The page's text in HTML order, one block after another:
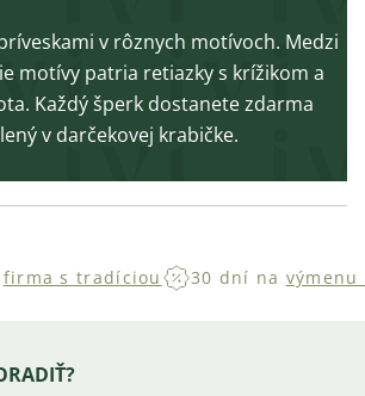
v rôznych motívoch. Medzi
motívy patria retiazky s krížikom a
Každý šperk dostanete zdarma
v darčekovej krabičke.
firma s tradíciou 30 dní na